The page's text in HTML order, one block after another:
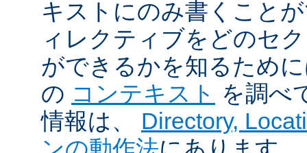
キストにのみ書くこと
ィレクティブをどのセ
ができるかを知るため
の コンテキスト を調べ
情報は、 Directory,